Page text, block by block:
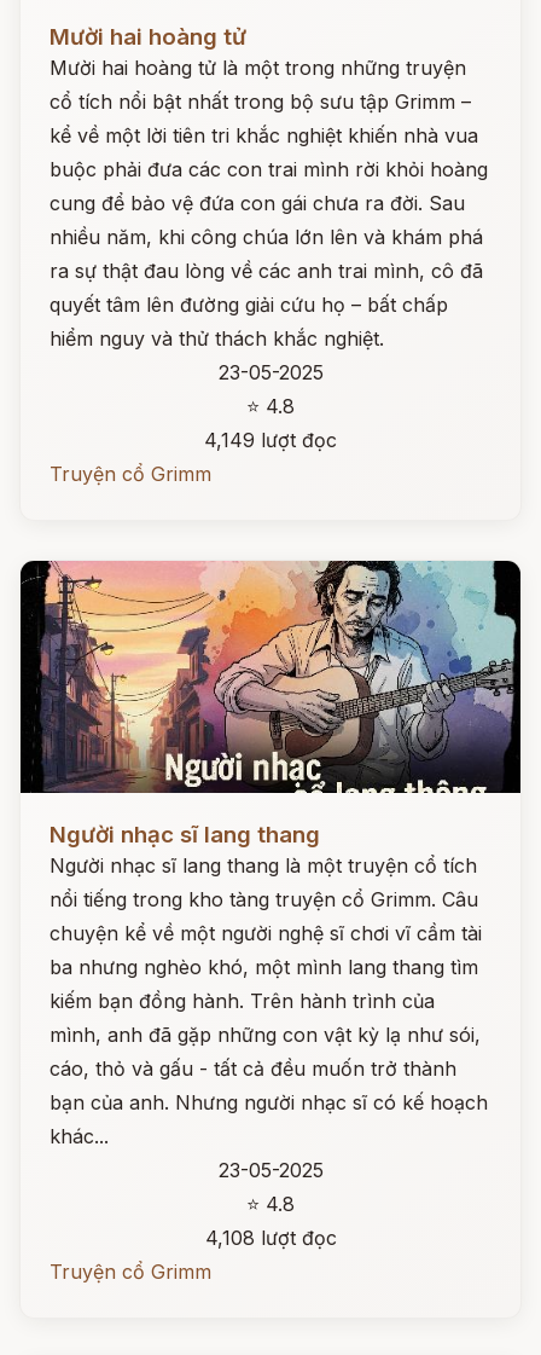
Mười hai hoàng tử
Mười hai hoàng tử là một trong những truyện
cổ tích nổi bật nhất trong bộ sưu tập Grimm –
kể về một lời tiên tri khắc nghiệt khiến nhà vua
buộc phải đưa các con trai mình rời khỏi hoàng
cung để bảo vệ đứa con gái chưa ra đời. Sau
nhiều năm, khi công chúa lớn lên và khám phá
ra sự thật đau lòng về các anh trai mình, cô đã
quyết tâm lên đường giải cứu họ – bất chấp
hiểm nguy và thử thách khắc nghiệt.
23-05-2025
⭐ 4.8
4,149 lượt đọc
Truyện cổ Grimm
Người nhạc sĩ lang thang
Người nhạc sĩ lang thang là một truyện cổ tích
nổi tiếng trong kho tàng truyện cổ Grimm. Câu
chuyện kể về một người nghệ sĩ chơi vĩ cầm tài
ba nhưng nghèo khó, một mình lang thang tìm
kiếm bạn đồng hành. Trên hành trình của
mình, anh đã gặp những con vật kỳ lạ như sói,
cáo, thỏ và gấu - tất cả đều muốn trở thành
bạn của anh. Nhưng người nhạc sĩ có kế hoạch
khác...
23-05-2025
⭐ 4.8
4,108 lượt đọc
Truyện cổ Grimm